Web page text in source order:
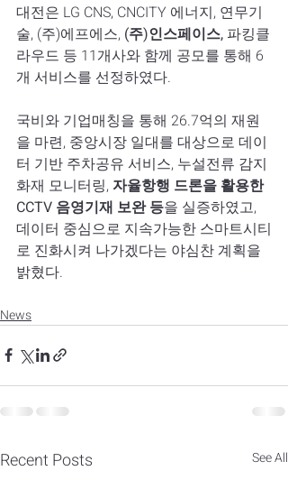
대전은 LG CNS, CNCITY 에너지, 연무기
술, (주)에프에스, (주)인스페이스, 파킹클
라우드 등 11개사와 함께 공모를 통해 6
개 서비스를 선정하였다.
국비와 기업매칭을 통해 26.7억의 재원
을 마련, 중앙시장 일대를 대상으로 데이
터 기반 주차공유 서비스, 누설전류 감지
화재 모니터링, 자율항행 드론을 활용한
CCTV 음영기재 보완 등을 실증하였고,
데이터 중심으로 지속가능한 스마트시티
로 진화시켜 나가겠다는 야심찬 계획을
밝혔다.
News
Recent Posts See All